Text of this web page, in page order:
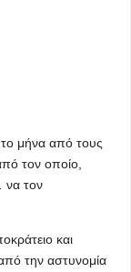
μήνα από τους
τον οποίο,
να τον
και
την αστυνομία